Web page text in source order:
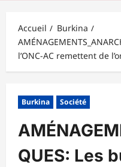
Accueil
Burkina
l’ONC-AC remettent de
Burkina Société
QUES: Les